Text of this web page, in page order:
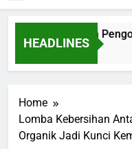
HEADLINES
200K: Mesin
Jam Ago
Home
Lomba Kebersihan
Organik Jadi Kunci